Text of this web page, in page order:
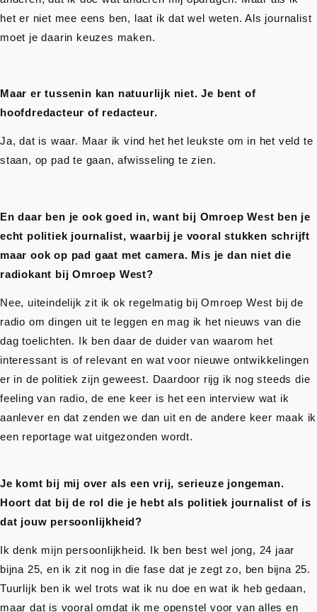
het er niet mee eens ben, laat ik dat wel weten. Als journalist
moet je daarin keuzes maken.
Maar er tussenin kan natuurlijk niet. Je bent of
hoofdredacteur of redacteur.
Ja, dat is waar. Maar ik vind het het leukste om in het veld te
staan, op pad te gaan, afwisseling te zien.
En daar ben je ook goed in, want bij Omroep West ben je
echt politiek journalist, waarbij je vooral stukken schrijft
maar ook op pad gaat met camera. Mis je dan niet die
radiokant bij Omroep West?
Nee, uiteindelijk zit ik ok regelmatig bij Omroep West bij de
radio om dingen uit te leggen en mag ik het nieuws van die
dag toelichten. Ik ben daar de duider van waarom het
interessant is of relevant en wat voor nieuwe ontwikkelingen
er in de politiek zijn geweest. Daardoor rijg ik nog steeds die
feeling van radio, de ene keer is het een interview wat ik
aanlever en dat zenden we dan uit en de andere keer maak ik
een reportage wat uitgezonden wordt.
Je komt bij mij over als een vrij, serieuze jongeman.
Hoort dat bij de rol die je hebt als politiek journalist of is
dat jouw persoonlijkheid?
Ik denk mijn persoonlijkheid. Ik ben best wel jong, 24 jaar
bijna 25, en ik zit nog in die fase dat je zegt zo, ben bijna 25.
Tuurlijk ben ik wel trots wat ik nu doe en wat ik heb gedaan,
maar dat is vooral omdat ik me openstel voor van alles en